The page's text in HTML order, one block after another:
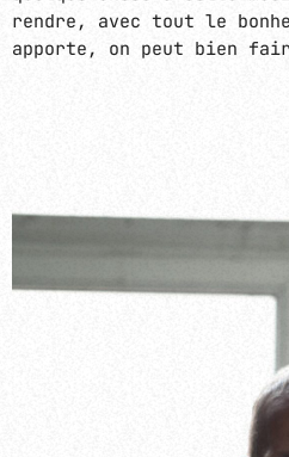
rendre, avec tout le
apporte, on peut bien